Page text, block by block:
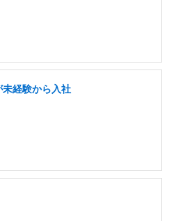
経験から入社